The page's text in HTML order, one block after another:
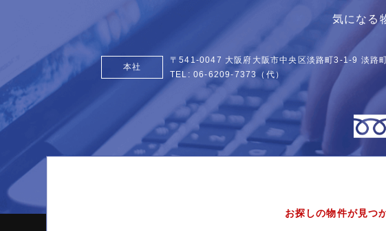
気になる
本社
〒541-0047 大阪府大阪市中央区淡路町3-1-9 淡路
TEL: 06-6209-7373 （代）
お探しの物件が見つ